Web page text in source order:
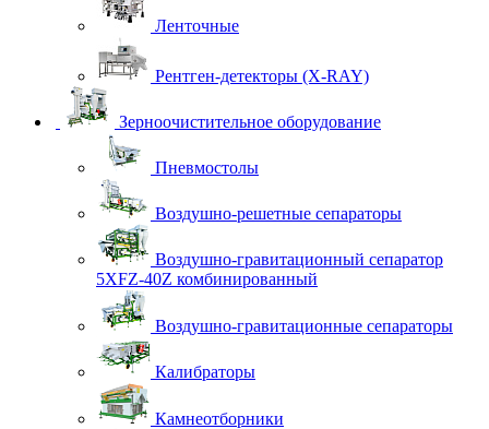
Ленточные
Рентген-детекторы (X-RAY)
Зерноочистительное оборудование
Пневмостолы
Воздушно-решетные сепараторы
Воздушно-гравитационный сепаратор
5XFZ-40Z комбинированный
Воздушно-гравитационные сепараторы
Калибраторы
Камнеотборники